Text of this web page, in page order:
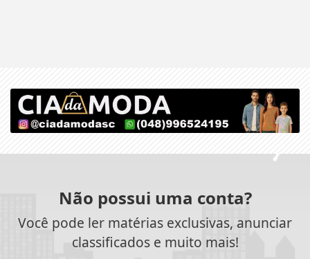
Não possui uma conta?
Você pode ler matérias exclusivas, anunciar
classificados e muito mais!